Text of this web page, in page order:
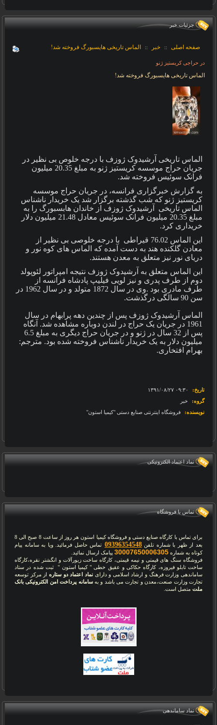
جزئيات خبر
صفحه اصلی :: خبر :: الماس تاریخی هایسبورگ فروخته شد!
در حراجی کریستیز ژنو
الماس تاریخی هایسبورگ فروخته شد!
الماس تاریخی آرشیدوک ژوزف با درجه خلوص بی نظیر در
جریان حراج موسسه کریستیز ژنو به مبلغ 20.35 میلیون
فرانک سوئیس فروخته شد.
به گزارش خبرگزاری فرانسه، در جریان حراج موسسه
کریستیز ژنو که شب گذشته برگزار شد یک خریدار ناشناس
الماس تاریخی آرشیدوک ژوزف از خاندان هابسبورگ را به
مبلغ 20.35 میلیون فرانک سوئیس معادل 21.48 میلیون دلار
خریداری کرد.
این الماس 76.02 قیراطی با درجه خلوصی بی نظیر از
معادن گلکنده هند به دست آمده که الماس های کوه نور و
دریای نور نیز متعلق به معدن هستند.
این الماس متعلق به آرشیدوک ژوزف نتیجه امپراتور لئوپولد
دوم از طرف پدری و نیز لویی فیلیپ پادشاه فرانسه از
طرف مادری بود .
وی در سال 1872 متولد و در سال 1962 در
سن 90 سالگی درگذشت
.
الماس آرشیدوک ژوزف پس از چندین دهه پرابهام در سال
1961 در جریان یک حراج در لندن دوباره مشاهده شد. آنگاه
پس از 32 سال در ژنو و در جریان حراج دیگری به مبلغ 6.5
میلیون دلار به یک خریدار ناشناس فروخته شده بود. مترجم:
بهرام افتخاری.
تاریخ:
گروه:
خبر
نویسنده:
فروشگاه اینترنتی صنایع دستی "کیمیا استون"
نماد اعتماد الکترونیکی
تماس با فروشگاه
برای تماس با کارگاه صنایع دستی و فروشگاه کیمیا استون هر روز از ساعت 8 صبح الی 8
بعد از ظهر با شماره تلفن09396354548 تماس حاصل فرمائید. ویا به سامانه پیام
کوتاه به شماره 30007650006305 پیامک ارسال نمائید.
فروشگاه سنگ های قیمتی و نیمه قیمتی، کارگاه ساخت زیورآلات و انگشتر نقره،کارگاه
ساخت تابلو فیروزه، کارگاه حکاکی و عقیق خطی " کیمیا استون " ثبت شده در ستاد
ساماندهی وزارت فرهنگ و ارشاد اسلامی و داراینماد اعتماد دو ستاره از مرکز توسعه
تجارت وزارت صنعت،معدن و تجارت می باشد و بهسامانه پرداخت امن الکترونیکی بانک
ملت متصل است.
نماد ساماندهی